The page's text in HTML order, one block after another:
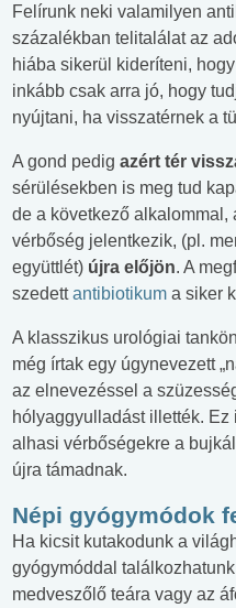
Felírunk neki valamilyen
százalékban telitalálat az
hiába sikerül kideríteni,
inkább csak arra jó, hogy
nyújtani, ha visszatérnek a
A gond pedig azért tér
sérülésekben is meg tud
de a következő alkalommal,
vérbőség jelentkezik, (pl.
együttlét) újra előjön. A
szedettantibiotikum a siker
A klasszikus urológiai
még írtak egy úgynevezett
az elnevezéssel a
hólyaggyulladást illették. Ez
alhasi vérbőségekre a
újra támadnak.
Népi gyógymódok
Ha kicsit kutakodunk a
gyógymóddal
medveszőlő teára vagy az